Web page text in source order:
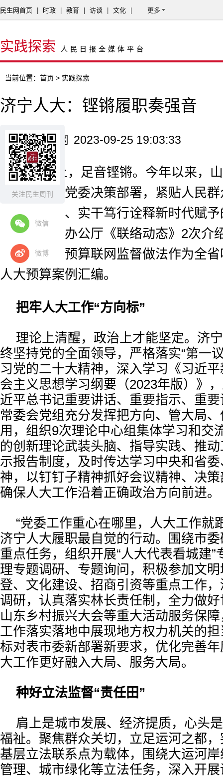
关注民生周刊
微信
微博
民生网首页 时政 教育 访谈 文化 更多
实践探索 人民日报全媒体平台
当前位置： 首页 > 实践探索
济宁人大：铿锵履职奏强音
来源：民生网 2023-09-25 19:03:33
履职路上，足音铿锵。今年以来，
常委会紧跟党委决策部署，紧贴人民
以守正创新、实干笃行诠释新时代赋
人大常委会办公厅《联络动态》2次介
济宁市人大预算联网监督做法作为全
人大预算案例汇编。
把牢人大工作“方向标”
理论上清醒，政治上才能坚定。济
终坚持党的全面领导，严格落实“第一
习党的二十大精神，深入学习《习近
会主义思想学习纲要（2023年版）》
近平总书记重要讲话、重要指示、重
常委会党组充分发挥把方向、管大局
用，组织9次理论中心组集体学习和交
的创新理论武装头脑、指导实践、推
示报告制度，及时传达学习中央和省
神，以钉钉子精神抓好会议精神、决
确保人大工作沿着正确政治方向前进。
“党委工作重心在哪里，人大工作就
济宁人大履职最自觉的行动。围绕市
重点任务，组织开展“人大代表看城建”
理专题调研、专题询问，积极参加文
登、文化建设、招商引资等重点工作
调研，认真落实林长责任制，全力做
山东乡村振兴大会等重大活动服务保
工作落实落地中展现地方权力机关的
标对表市委新部署新要求，优化完善
大工作更好融入大局、服务大局。
种好立法监督“责任田”
肩上是城市发展、经济提质，心头
福祉。聚焦群众关切，立足运河之都
基层立法联系点为载体，围绕大运河
管理、城市绿化等立法任务，深入开